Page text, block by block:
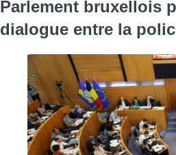
Parlement bruxellois
dialogue entre la